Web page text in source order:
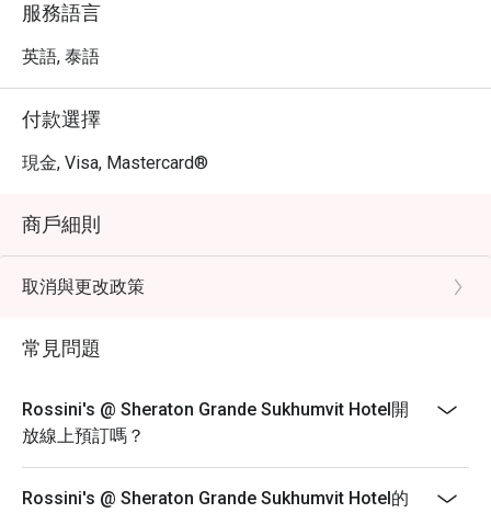
服務語言
英語, 泰語
付款選擇
現金, Visa, Mastercard®
商戶細則
取消與更改政策
常見問題
Rossini's @ Sheraton Grande Sukhumvit Hotel開
放線上預訂嗎？
Rossini's @ Sheraton Grande Sukhumvit Hotel的